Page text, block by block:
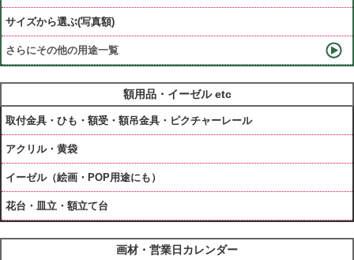
サイズから選ぶ(写真額)
さらにその他の用途一覧
額用品・イーゼル etc
取付金具・ひも・額受・額吊金具・ピクチャーレール
アクリル・黄袋
イーゼル（絵画・POP用途にも）
花台・皿立・額立て台
画材・営業日カレンダー